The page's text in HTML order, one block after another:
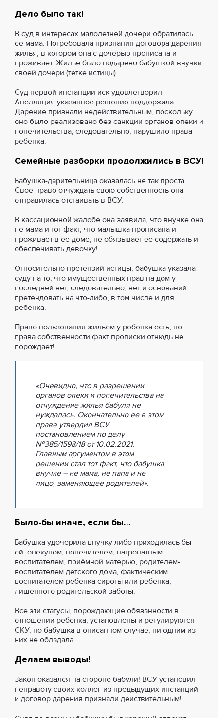
Дело было так!
В суд в интересах малолетней дочери обратилась
её мама. Потребовала признания договора дарения
жилья, в котором она с дочерью прописана и
проживает. Жильё было подарено бабушкой внучки
своей дочери (тетке истицы).
Суд первой инстанции иск удовлетворил.
Апелляция указанное решение поддержала.
Дарение признали недействительным, поскольку
оно было реализовано без санкции органов опеки и
попечительства, следовательно, нарушило права
ребенка.
Семейные разборки продолжились в ВСУ!
Бабушка-дарительница оказалась не так проста.
Свое право отчуждать свою собственность она
отправилась отстаивать в ВСУ.
В кассационной жалобе она заявила, что внучке она
не мама и тот факт, что малышка прописана и
проживает в ее доме, не обязывает ее содержать и
обеспечивать девочку!
Относительно претензий истицы, бабушка указала
суду на то, что имущественных прав на дом у
последней нет, следовательно, нет и оснований
претендовать на что-либо, в том числе и для
ребенка.
Право пользования жильем у ребенка есть, но
права собственности факт прописки отнюдь не
порождает!
«Очевидно, что в разрешении
органов опеки и попечительства на
отчуждение жилья бабуля не
нуждалась. Окончательно ее в этом
праве утвердил ВСУ
постановлением по делу
№385/1598/18 от 10.02.2021.
Главным аргументом в этом
решении стал тот факт, что бабушка
внучке ― не мама, не папа и не
лицо, заменяющее родителей».
Было-бы иначе, если бы…
Бабушка удочерила внучку либо приходилась бы
ей: опекуном, попечителем, патронатным
воспитателем, приёмной матерью, родителем-
воспитателем детского дома, фактическим
воспитателем ребенка сироты или ребенка,
лишенного родительской заботы.
Все эти статусы, порождающие обязанности в
отношении ребенка, установлены и регулируются
СКУ, но бабушка в описанном случае, ни одним из
них не обладала.
Делаем выводы!
Закон оказался на стороне бабули! ВСУ установил
неправоту своих коллег из предыдущих инстанций
и договор дарения признали действительным!